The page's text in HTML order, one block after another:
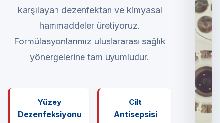
karşılayan dezenfektan ve kimyasal
hammaddeler üretiyoruz.
Formülasyonlarımız uluslararası sağlık
yönergelerine tam uyumludur.
Yüzey
Dezenfeksiyonu
Cilt
Antisepsisi